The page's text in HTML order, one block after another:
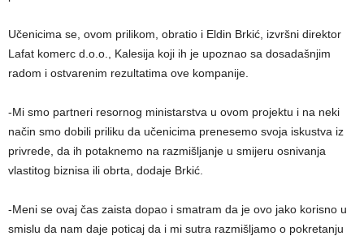
Učenicima se, ovom prilikom, obratio i Eldin Brkić, izvršni direktor
Lafat komerc d.o.o., Kalesija koji ih je upoznao sa dosadašnjim
radom i ostvarenim rezultatima ove kompanije.
-Mi smo partneri resornog ministarstva u ovom projektu i na neki
način smo dobili priliku da učenicima prenesemo svoja iskustva iz
privrede, da ih potaknemo na razmišljanje u smijeru osnivanja
vlastitog biznisa ili obrta, dodaje Brkić.
-Meni se ovaj čas zaista dopao i smatram da je ovo jako korisno u
smislu da nam daje poticaj da i mi sutra razmišljamo o pokretanju